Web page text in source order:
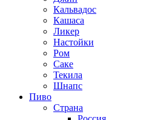
Кальвадос
Кашаса
Ликер
Настойки
Ром
Саке
Текила
Шнапс
Пиво
Страна